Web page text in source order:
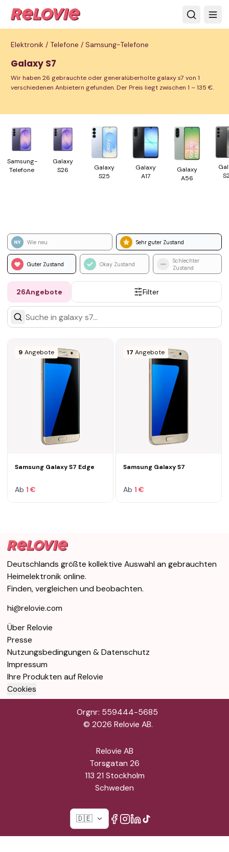
Elektronik / Telefone / Samsung-Telefone
Galaxy S7
Wir haben 26 gebrauchte oder generalüberholte galaxy s7 von 1
verschiedenen Anbietern gefunden. Der Preis liegt zwischen 1 – 135 €.
Samsung-
Telefone
Galaxy
S26
Galaxy
S25
Galaxy
A17
Galaxy
A56
Wie neu Sehr guter Zustand
Guter Zustand Okay Zustand
Schlechter
Zustand
26Angebote Filter
9 Angebote
Samsung Galaxy S7 Edge
Ab 1 €
17 Angebote
Samsung Galaxy S7
Ab 1 €
Deutschlands größte kollektive Auswahl an gebrauchten
Heimelektronik online.
Finden, vergleichen und beobachten.
hi@relovie.com
Über Relovie
Presse
Nutzungsbedingungen & Datenschutz
Impressum
Ihre Produkten auf Relovie
Cookies
Orgnr: 559444-5685
© 2026 Relovie AB.
Relovie AB
Torsgatan 26
113 21 Stockholm
Schweden
🇩🇪